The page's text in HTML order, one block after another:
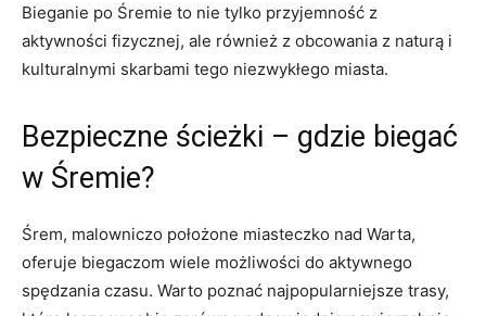
Bieganie po Śremie to⁣ nie tylko⁣ przyjemność z
aktywności fizycznej, ale ​również​ z obcowania​ z naturą ⁤i
kulturalnymi skarbami tego niezwykłego⁣ miasta.
Bezpieczne ścieżki ⁢– ​gdzie⁢ biegać
w ⁢Śremie?
Śrem,⁢ malowniczo położone miasteczko nad Warta,
oferuje biegaczom wiele ⁤możliwości do ⁤aktywnego
spędzania czasu. Warto poznać najpopularniejsze trasy,